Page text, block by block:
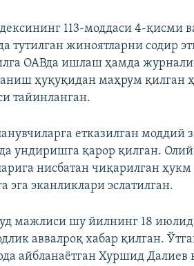
113-моддаси 4-қисми
тутилган жиноятларни содир
ОАВда ишлаш ҳамда
ҳуқуқидан маҳрум қилган
тайинланган.
етказилган моддий
ундиришга қарор қилган. Олий
нисбатан чиқарилган ҳукм
эканликлари эслатилган.
мажлиси шу йилнинг 18
аввалроқ хабар қилган.
айбланаётган Хуршид Далиев